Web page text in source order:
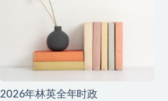
2026年林英全年时政